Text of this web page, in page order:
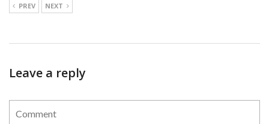
PREV NEXT
Leave a reply